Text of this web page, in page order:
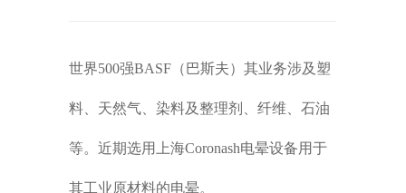
世界500强BASF（巴斯夫）其业务涉及塑
料、天然气、染料及整理剂、纤维、石油
等。近期选用上海Coronash电晕设备用于
其工业原材料的电晕。